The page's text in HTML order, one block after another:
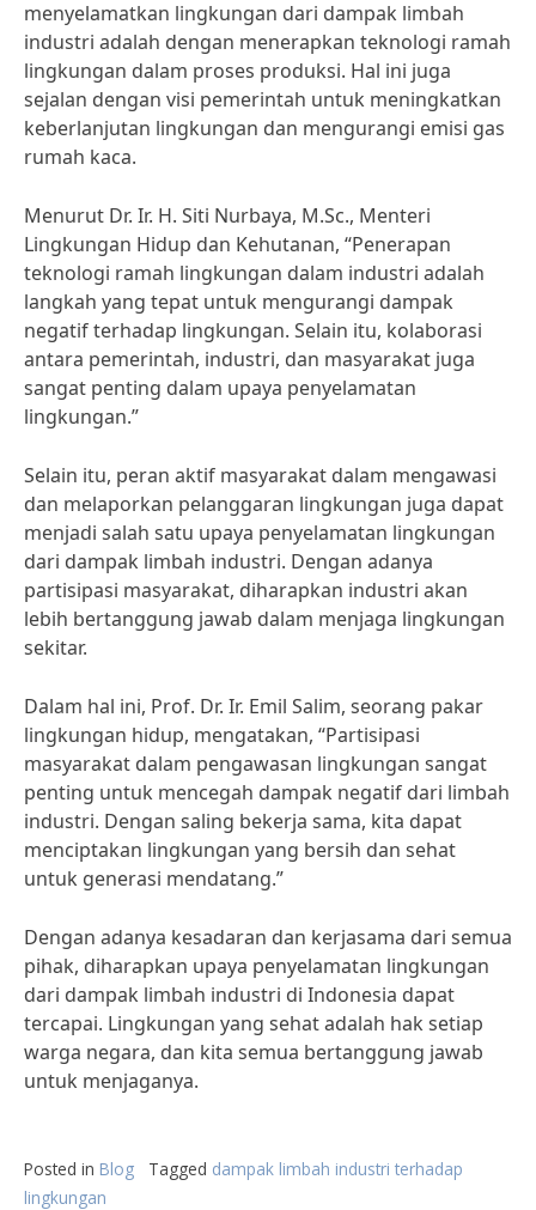
menyelamatkan lingkungan dari dampak limbah
industri adalah dengan menerapkan teknologi ramah
lingkungan dalam proses produksi. Hal ini juga
sejalan dengan visi pemerintah untuk meningkatkan
keberlanjutan lingkungan dan mengurangi emisi gas
rumah kaca.
Menurut Dr. Ir. H. Siti Nurbaya, M.Sc., Menteri
Lingkungan Hidup dan Kehutanan, “Penerapan
teknologi ramah lingkungan dalam industri adalah
langkah yang tepat untuk mengurangi dampak
negatif terhadap lingkungan. Selain itu, kolaborasi
antara pemerintah, industri, dan masyarakat juga
sangat penting dalam upaya penyelamatan
lingkungan.”
Selain itu, peran aktif masyarakat dalam mengawasi
dan melaporkan pelanggaran lingkungan juga dapat
menjadi salah satu upaya penyelamatan lingkungan
dari dampak limbah industri. Dengan adanya
partisipasi masyarakat, diharapkan industri akan
lebih bertanggung jawab dalam menjaga lingkungan
sekitar.
Dalam hal ini, Prof. Dr. Ir. Emil Salim, seorang pakar
lingkungan hidup, mengatakan, “Partisipasi
masyarakat dalam pengawasan lingkungan sangat
penting untuk mencegah dampak negatif dari limbah
industri. Dengan saling bekerja sama, kita dapat
menciptakan lingkungan yang bersih dan sehat
untuk generasi mendatang.”
Dengan adanya kesadaran dan kerjasama dari semua
pihak, diharapkan upaya penyelamatan lingkungan
dari dampak limbah industri di Indonesia dapat
tercapai. Lingkungan yang sehat adalah hak setiap
warga negara, dan kita semua bertanggung jawab
untuk menjaganya.
Posted in Blog Tagged dampak limbah industri terhadap
lingkungan